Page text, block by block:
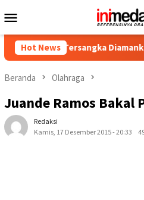
ke
Mobile
Hot News
Tersangka Diamankan
Beranda Olahraga
Juande Ramos Bakal
Redaksi
Kamis, 17 Desember 2015 - 20:33